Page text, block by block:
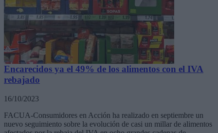
Encarecidos ya el 49% de los alimentos con el IVA
rebajado
16/10/2023
FACUA-Consumidores en Acción ha realizado en septiembre un
nuevo seguimiento sobre la evolución de casi un millar de alimentos